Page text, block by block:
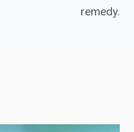
remedy.